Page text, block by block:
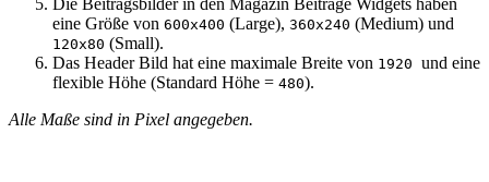
eine Größe von 600x400 (Large), 360x240 (Medium) und
120x80 (Small).
Das Header Bild hat eine maximale Breite von 1920 und eine
flexible Höhe (Standard Höhe = 480).
Alle Maße sind in Pixel angegeben.